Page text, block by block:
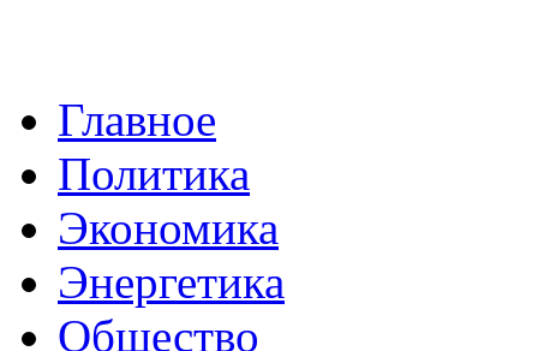
Главное
Политика
Экономика
Энергетика
Общество